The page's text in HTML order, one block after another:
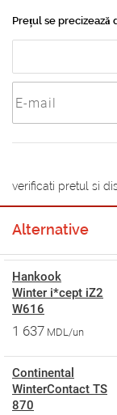
Prețul se precizează
verificati pretul si
Alternative
Hankook
Winter i*cept iZ2
W616
1 637 MDL/un
Continental
WinterContact TS
870